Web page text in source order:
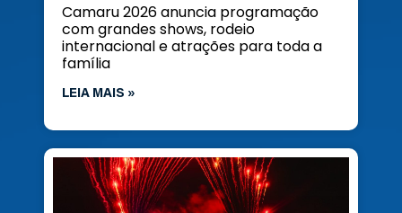
Camaru 2026 anuncia programação
com grandes shows, rodeio
internacional e atrações para toda a
família
LEIA MAIS »